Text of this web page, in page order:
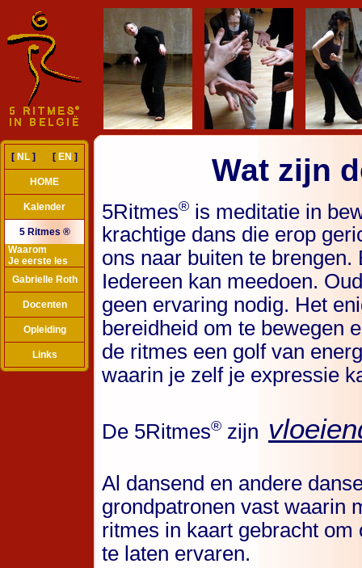
[ NL ] [ EN ]
HOME
Kalender
5 Ritmes ®
Waarom
Je eerste les
Gabrielle Roth
Docenten
Opleiding
Links
Wat zijn
5Ritmes® is meditatie in
krachtige dans die erop
ons naar buiten te
Iedereen kan meedoen.
geen ervaring nodig. Het
bereidheid om te bewegen
de ritmes een golf van
waarin je zelf je expressie
De 5Ritmes® zijn
Al dansend en andere
grondpatronen vast waarin
ritmes in kaart gebracht
te laten ervaren.